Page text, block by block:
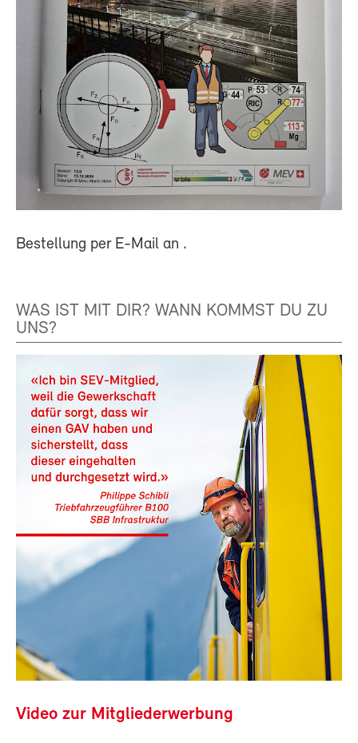
Bestellung per E-Mail an .
WAS IST MIT DIR? WANN KOMMST DU ZU
UNS?
Video zur Mitgliederwerbung